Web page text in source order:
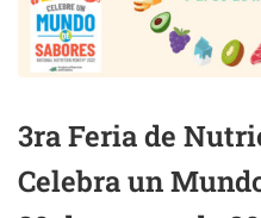
3ra Feria de
Celebra un